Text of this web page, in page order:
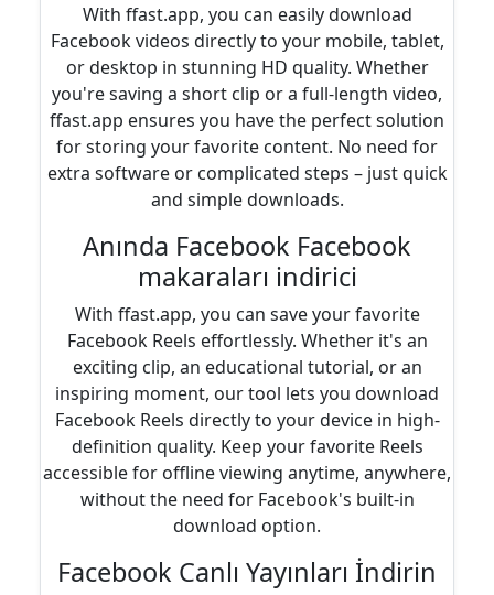
With ffast.app, you can easily download
Facebook videos directly to your mobile, tablet,
or desktop in stunning HD quality. Whether
you're saving a short clip or a full-length video,
ffast.app ensures you have the perfect solution
for storing your favorite content. No need for
extra software or complicated steps – just quick
and simple downloads.
Anında Facebook Facebook
makaraları indirici
With ffast.app, you can save your favorite
Facebook Reels effortlessly. Whether it's an
exciting clip, an educational tutorial, or an
inspiring moment, our tool lets you download
Facebook Reels directly to your device in high-
definition quality. Keep your favorite Reels
accessible for offline viewing anytime, anywhere,
without the need for Facebook's built-in
download option.
Facebook Canlı Yayınları İndirin